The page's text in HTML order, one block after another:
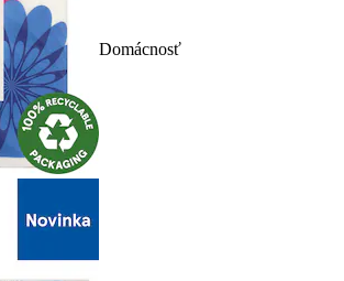
Domácnosť